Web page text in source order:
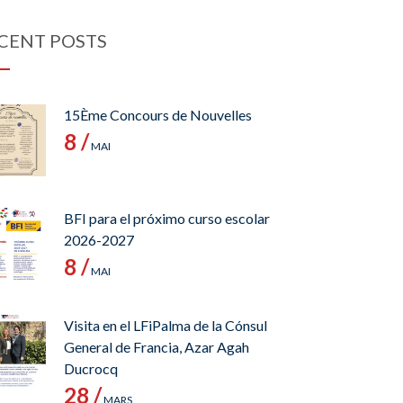
POSTS
15Ème Concours de Nouvelles
8 /MAI
BFI para el próximo curso escolar
2026-2027
8 /MAI
Visita en el LFiPalma de la Cónsul
General de Francia, Azar Agah
Ducrocq
28 /MARS